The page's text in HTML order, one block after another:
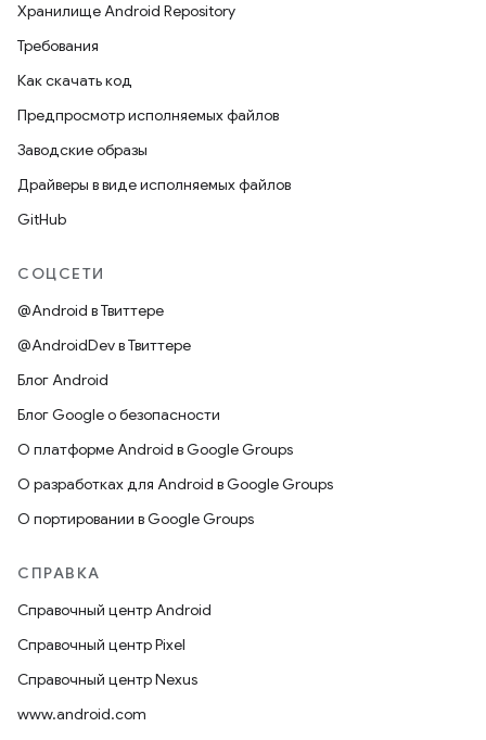
Хранилище Android Repository
Требования
Как скачать код
Предпросмотр исполняемых файлов
Заводские образы
Драйверы в виде исполняемых файлов
GitHub
СОЦСЕТИ
@Android в Твиттере
@AndroidDev в Твиттере
Блог Android
Блог Google о безопасности
О платформе Android в Google Groups
О разработках для Android в Google Groups
О портировании в Google Groups
СПРАВКА
Справочный центр Android
Справочный центр Pixel
Справочный центр Nexus
www.android.com